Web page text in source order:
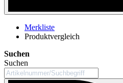
Merkliste
Produktvergleich
Suchen
Suchen